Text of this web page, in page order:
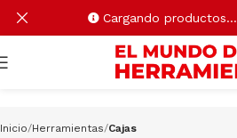
Inicio Herramientas Cajas
Cargando productos…